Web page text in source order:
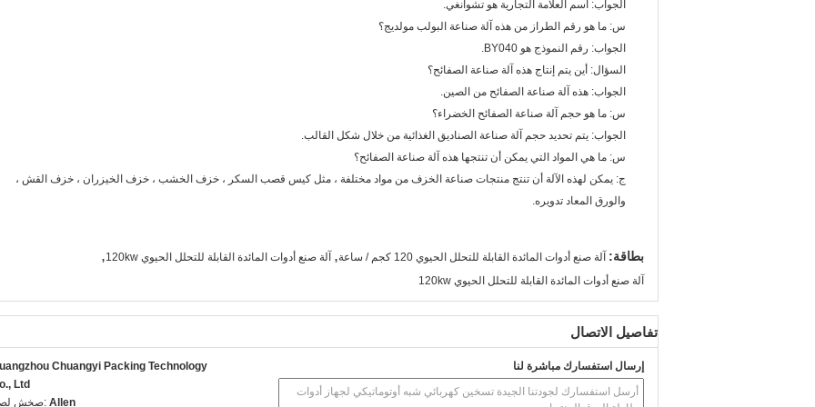
الجواب: اسم العلامة التجارية هو تشوانغي.
س: ما هو رقم الطراز من هذه آلة صناعة البولب مولديج؟
الجواب: رقم النموذج هو BY040.
السؤال: أين يتم إنتاج هذه آلة صناعة الصفائح؟
الجواب: هذه آلة صناعة الصفائح من الصين.
س: ما هو حجم آلة صناعة الصفائح الخضراء؟
الجواب: يتم تحديد حجم آلة صناعة الصناديق الغذائية من خلال شكل القالب.
س: ما هي المواد التي يمكن أن تنتجها هذه آلة صناعة الصفائح؟
ج: يمكن لهذه الآلة أن تنتج منتجات صناعة الخزف من مواد مختلفة ، مثل كيس قصب السكر ، خزف الخشب ، خزف الخيزران ، خزف القش ،
والورق المعاد تدويره.
بطاقة: آلة صنع أدوات المائدة القابلة للتحلل الحيوي 120 كجم / ساعة , آلة صنع أدوات المائدة القابلة للتحلل الحيوي 120kw ,
آلة صنع أدوات المائدة القابلة للتحلل الحيوي 120kw
تفاصيل الاتصال
Chuangyi Packing Technology
Ltd
اتصل Allen
إرسال استفسارك مباشرة لنا